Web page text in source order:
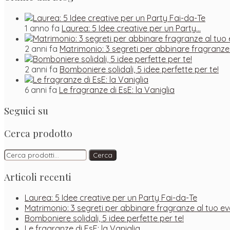
1 anno fa Laurea: 5 Idee creative per un Party…
2 anni fa Matrimonio: 3 segreti per abbinare
2 anni fa Bomboniere solidali, 5 idee perfette per te!
6 anni fa Le fragranze di EsE: la Vaniglia
Seguici su
Facebook
Instagram
Pinterest
Cerca prodotto
Cerca: Cerca
Articoli recenti
Laurea: 5 Idee creative per un Party Fai-da-Te
Matrimonio: 3 segreti per abbinare fragranze al tuo
Bomboniere solidali, 5 idee perfette per te!